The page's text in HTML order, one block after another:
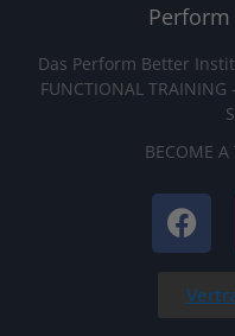
Das Perform Better
FUNCTIONAL
BECOME